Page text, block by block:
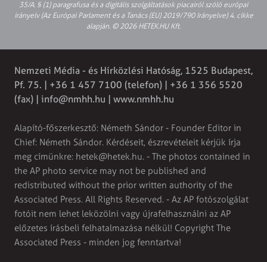
35/A. § (1) paragrafusa és a digitális szolgáltatások piacairól szóló európai
irányelv (Az Európai Parlament és a Tanács (EU) 2019/790 Irányelve) 4. cikke
alapján. © 2026 HETEK.HU Kft.
Nemzeti Média - és Hírközlési Hatóság, 1525 Budapest,
Pf. 75. | +36 1 457 7100 (telefon) | +36 1 356 5520
(fax) | info@nmhh.hu | www.nmhh.hu
Alapító-főszerkesztő: Németh Sándor - Founder Editor in
Chief: Németh Sándor. Kérdéseit, észrevételeit kérjük írja
meg címünkre: hetek@hetek.hu. - The photos contained in
the AP photo service may not be published and
redistributed without the prior written authority of the
Associated Press. All Rights Reserved. - Az AP fotószolgálat
fotóit nem lehet leközölni vagy újrafelhasználni az AP
előzetes írásbeli felhatalmazása nélkül! Copyright The
Associated Press - minden jog fenntartva!